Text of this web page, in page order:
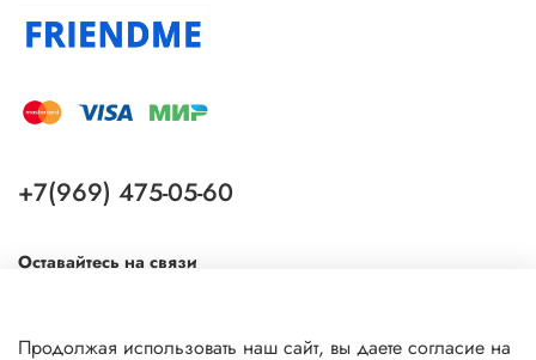
+7(969) 475-05-60
Оставайтесь на связи
Продолжая использовать наш сайт, вы даете согласие на